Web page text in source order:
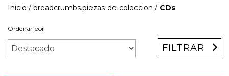
Inicio / breadcrumbs.piezas-de-coleccion / CDs
Ordenar por
FILTRAR